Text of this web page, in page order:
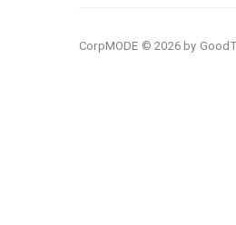
CorpMODE © 2026 by